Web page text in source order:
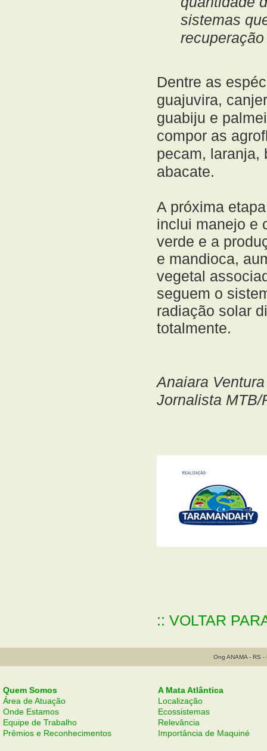
sistemas
Dentre as
guajuvira,
guabiju e
compor as
pecam, laranja,
abacate.
A próxima
inclui manejo e
verde e a
e mandioca,
vegetal
seguem o
radiação solar
totalmente.
Anaiara
Jornalista MTB/
:: VOLTAR
Ong ANAMA - RS
Quem Somos
Área de Atuação
Onde Estamos
Equipe de Trabalho
Prêmios e Reconhecimentos
A Mata Atlântica
Localização
Ecossistemas
Relevância
Importância de Maquiné